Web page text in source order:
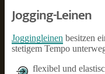
Jogging-Leinen
Joggingleinen besitzen
stetigem Tempo
flexibel und